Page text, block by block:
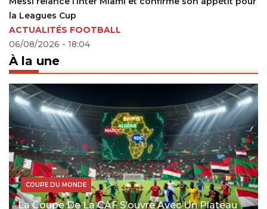
la Leagues Cup
ACTUALITÉS FOOTBALL
06/08/2026 - 18:04
À la une
COUPE DU MONDE
La Coupe De La CAF S’ouvre Avec Un Plateau